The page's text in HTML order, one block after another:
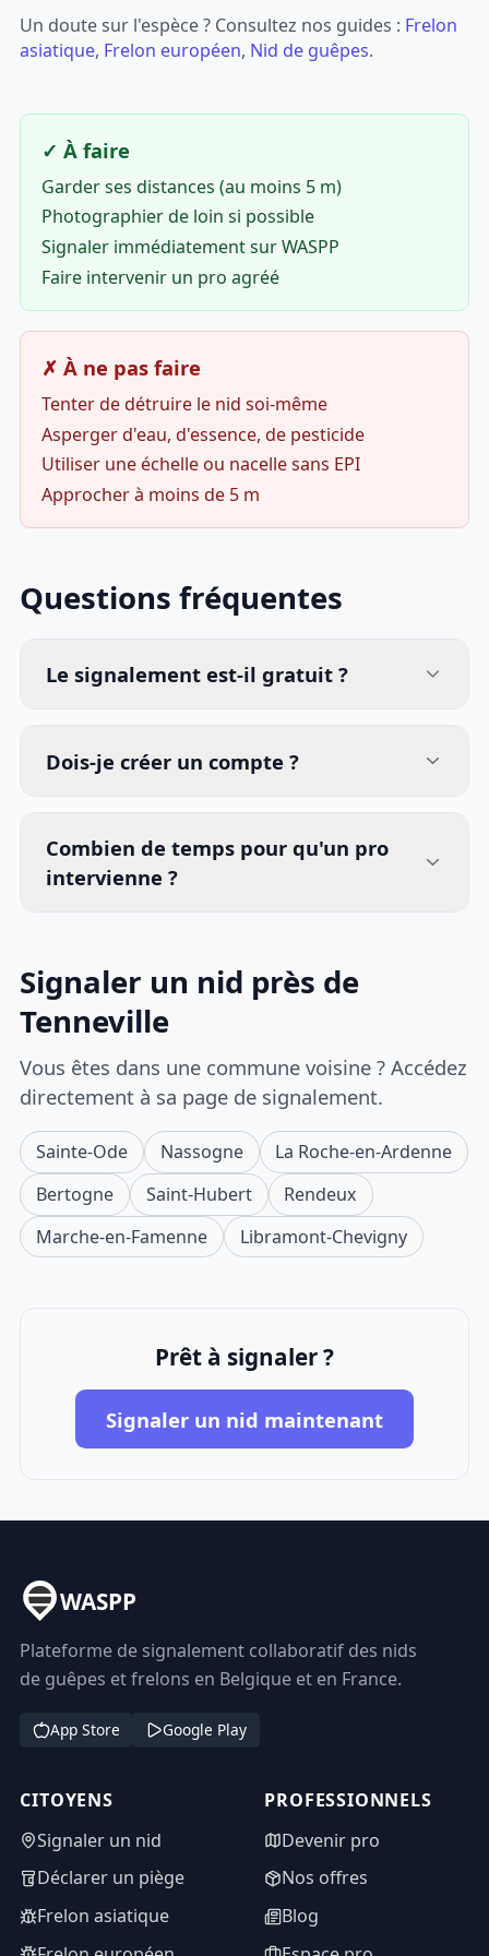
Un doute sur l'espèce ? Consultez nos guides : Frelon
asiatique, Frelon européen, Nid de guêpes.
✓ À faire
Garder ses distances (au moins 5 m)
Photographier de loin si possible
Signaler immédiatement sur WASPP
Faire intervenir un pro agréé
✗ À ne pas faire
Tenter de détruire le nid soi-même
Asperger d'eau, d'essence, de pesticide
Utiliser une échelle ou nacelle sans EPI
Approcher à moins de 5 m
Questions fréquentes
Le signalement est-il gratuit ?
Dois-je créer un compte ?
Combien de temps pour qu'un pro
intervienne ?
Signaler un nid près de
Tenneville
Vous êtes dans une commune voisine ? Accédez
directement à sa page de signalement.
Sainte-Ode Nassogne
La Roche-en-Ardenne
Bertogne
Saint-Hubert
Rendeux
Marche-en-Famenne
Libramont-Chevigny
Prêt à signaler ?
Signaler un nid maintenant
WASPP
Plateforme de signalement collaboratif des nids
de guêpes et frelons en Belgique et en France.
App Store Google Play
CITOYENS
Signaler un nid
Déclarer un piège
Frelon asiatique
PROFESSIONNELS
Devenir pro
Nos offres
Blog